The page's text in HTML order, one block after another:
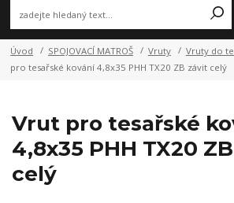
Úvod SPOJOVACÍ MATROŠ Vruty Vruty do
pro tesařské kování 4,8x35 PHH TX20 ZB závit celý
Vrut pro tesařské
4,8x35 PHH TX20
celý